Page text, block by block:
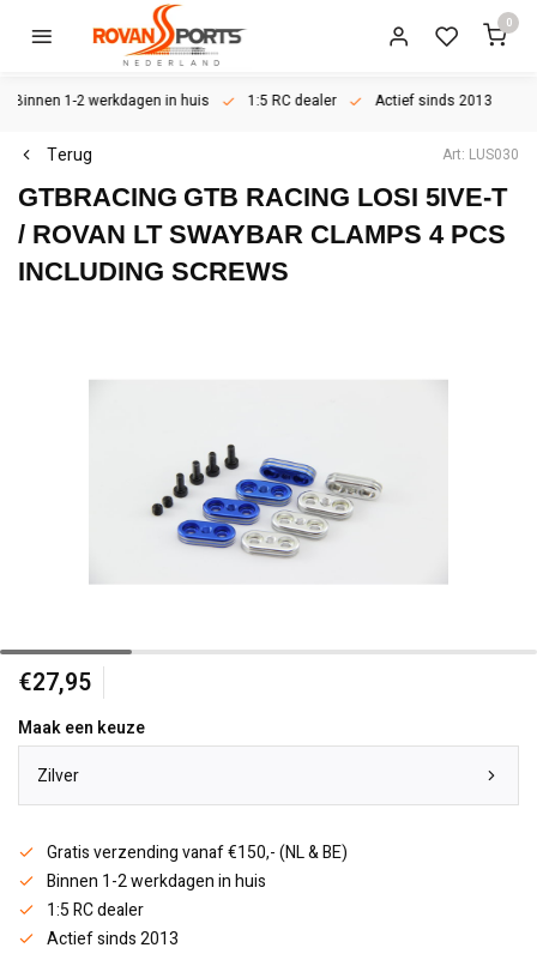
0
Binnen 1-2 werkdagen in huis 1:5 RC dealer Actief sinds 2013
Terug Art: LUS030
GTBRACING GTB RACING LOSI 5IVE-T
/ ROVAN LT SWAYBAR CLAMPS 4 PCS
INCLUDING SCREWS
€27,95
Maak een keuze
Zilver
Gratis verzending vanaf €150,- (NL & BE)
Binnen 1-2 werkdagen in huis
1:5 RC dealer
Actief sinds 2013